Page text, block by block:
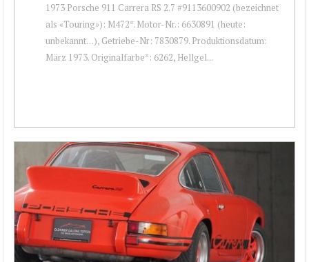
1973 Porsche 911 Carrera RS 2.7 #9113600902 (bezeichnet
als «Touring»): M472*. Motor-Nr.: 6630891 (heute:
unbekannt…), Getriebe-Nr: 7830879. Produktionsdatum:
März 1973. Originalfarbe*: 6262, Hellgel...